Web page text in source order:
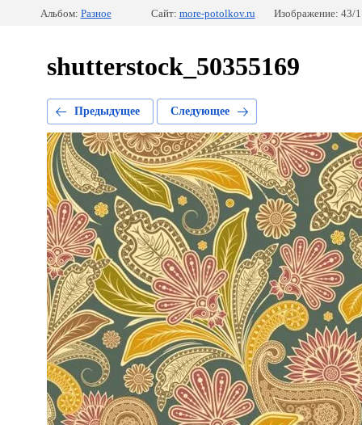
Альбом: Разное Сайт: more-potolkov.ru Изображение: 43/
shutterstock_50355169
Предыдущее Следующее